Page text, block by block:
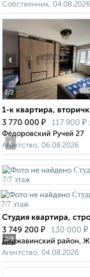
Собственник, 04.08.2026
2/2
‹
1-к квартира,
3 770 000 ₽ 117 900 ₽
Фёдоровский Ручей 27
Агентство, 06.08.2026
2/9
‹
Студия квартира,
3 749 200 ₽ 130 000 ₽
Державинский район,
Агентство, 04.08.2026